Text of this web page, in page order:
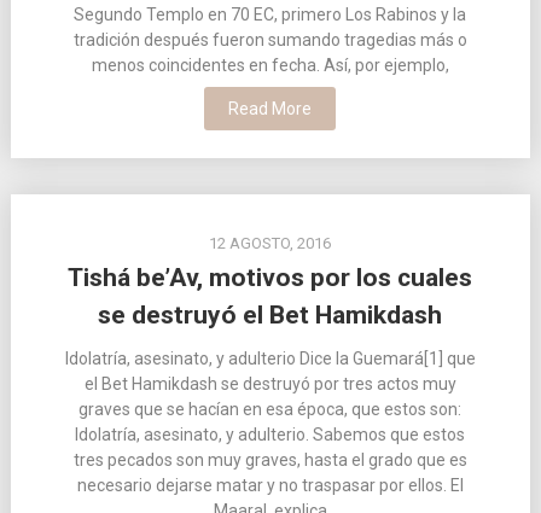
Segundo Templo en 70 EC, primero Los Rabinos y la
tradición después fueron sumando tragedias más o
menos coincidentes en fecha. Así, por ejemplo,
Read More
12 AGOSTO, 2016
Tishá be’Av, motivos por los cuales
se destruyó el Bet Hamikdash
Idolatría, asesinato, y adulterio Dice la Guemará[1] que
el Bet Hamikdash se destruyó por tres actos muy
graves que se hacían en esa época, que estos son:
Idolatría, asesinato, y adulterio. Sabemos que estos
tres pecados son muy graves, hasta el grado que es
necesario dejarse matar y no traspasar por ellos. El